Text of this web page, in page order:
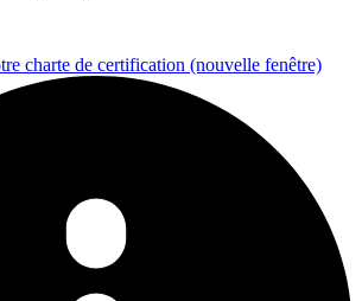
charte de certification (nouvelle fenêtre)